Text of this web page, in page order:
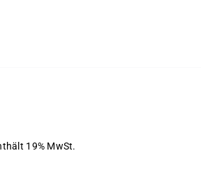
19% MwSt.